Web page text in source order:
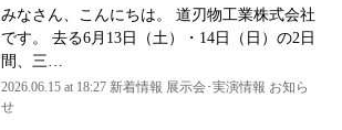
みなさん、こんにちは。 道刃物工業株式会社
です。 去る6月13日（土）・14日（日）の2日
間、三…
2026.06.15 at 18:27 新着情報 展示会･実演情報 お知ら
せ